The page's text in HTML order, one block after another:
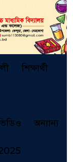
শিক্ষার্থী
অন্যান্য